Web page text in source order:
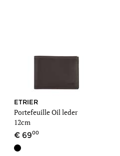
ETRIER
Portefeuille Oil leder
12cm
6900